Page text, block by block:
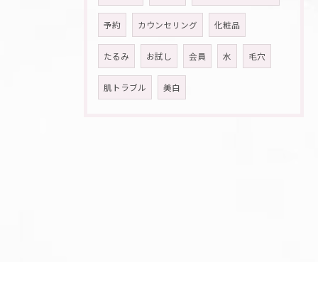
予約 カウンセリング 化粧品
たるみ お試し 会員 水 毛穴
肌トラブル 美白